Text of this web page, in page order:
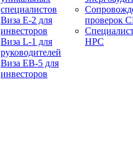
специалистов
Виза E-2 для
инвесторов
Виза L-1 для
руководителей
Виза EB-5 для
инвесторов
проверок
НРС